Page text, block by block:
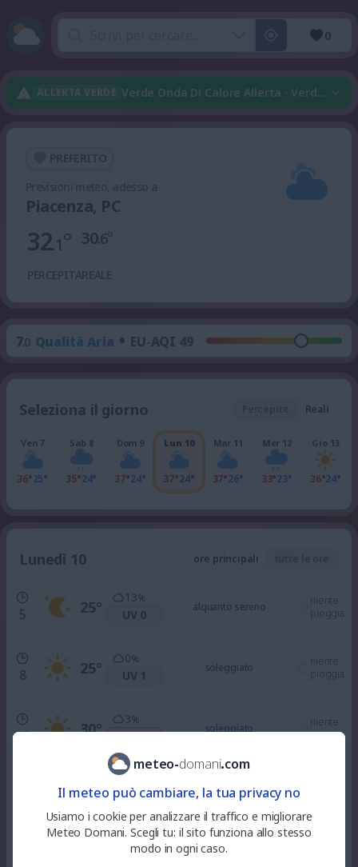
0
ALLERTA VERDE Verde Onda Di Calore Allerta · Verde
Piacenza, PC
32.1°
PERCEPITA
30.6°
REALE
7.0 Qualità Aria • EU-AQI 49
Seleziona il giorno Reali
Ven 7
36°25°
Sab 8
35°24°
Dom 9
37°24°
Lun 10
37°24°
Mar 11
37°26°
Mer 12
33°23°
Gio 13
36°24°
Lunedì 10 ore principali
5 25°
13%
UV 0
alquanto sereno
niente
pioggia
8 25°
0%
UV 1
soleggiato
niente
pioggia
10 30°
3%
UV 3
soleggiato
niente
pioggia
34° UV 6
alquanto soleggiato
0%
UV 6
soleggiato
meteo-domani.com
Il meteo può cambiare, la tua privacy no
Usiamo i cookie per analizzare il traffico e migliorare
Meteo Domani. Scegli tu: il sito funziona allo stesso
modo in ogni caso.